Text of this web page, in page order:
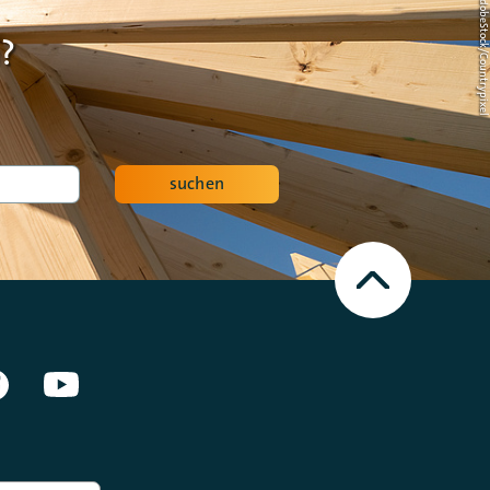
suchen
Foto: AdobeStock/Countrypixel
Nach
oben
Scrollen
Youtube